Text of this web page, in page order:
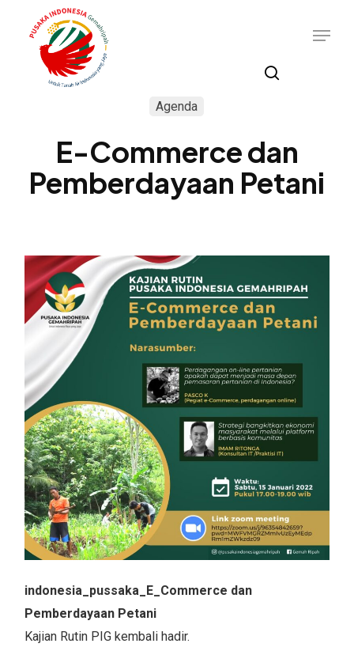
search
Menu
Agenda
E-Commerce dan
Pemberdayaan Petani
indonesia_pussaka_E_Commerce dan
Pemberdayaan Petani
Kajian Rutin PIG kembali hadir.